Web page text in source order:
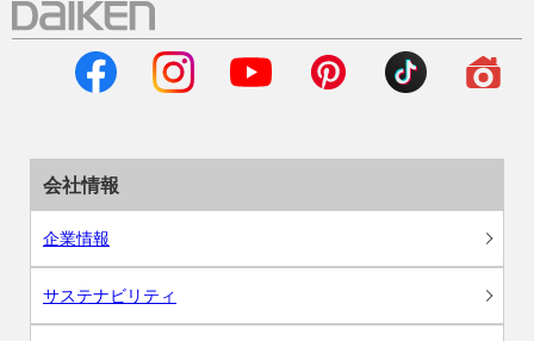
会社情報
企業情報
サステナビリティ